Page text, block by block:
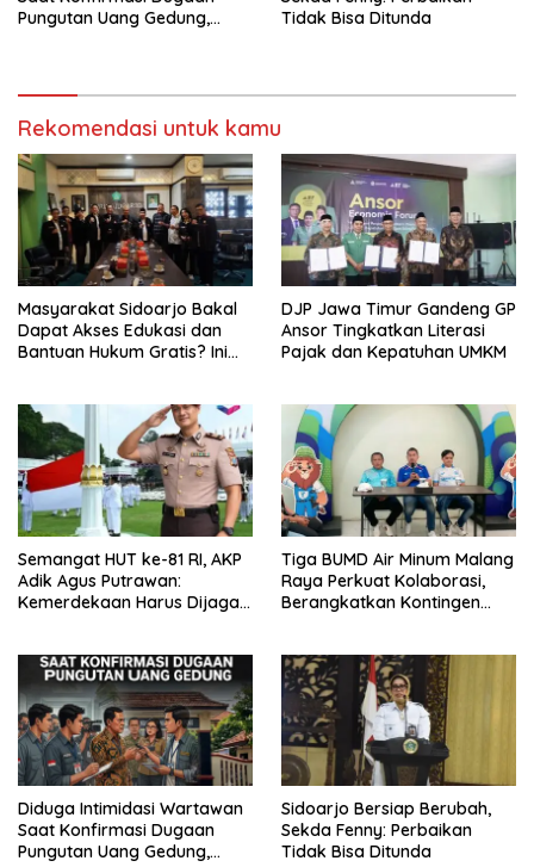
Pungutan Uang Gedung,
Tidak Bisa Ditunda
Rekomendasi untuk kamu
Masyarakat Sidoarjo Bakal
Dapat Akses Edukasi dan
Bantuan Hukum Gratis? Ini
DJP Jawa Timur Gandeng GP
Ansor Tingkatkan Literasi
Pajak dan Kepatuhan UMKM
Semangat HUT ke-81 RI, AKP
Adik Agus Putrawan:
Kemerdekaan Harus Dijaga
Tiga BUMD Air Minum Malang
Raya Perkuat Kolaborasi,
Berangkatkan Kontingen
Diduga Intimidasi Wartawan
Saat Konfirmasi Dugaan
Pungutan Uang Gedung,
Sidoarjo Bersiap Berubah,
Sekda Fenny: Perbaikan
Tidak Bisa Ditunda